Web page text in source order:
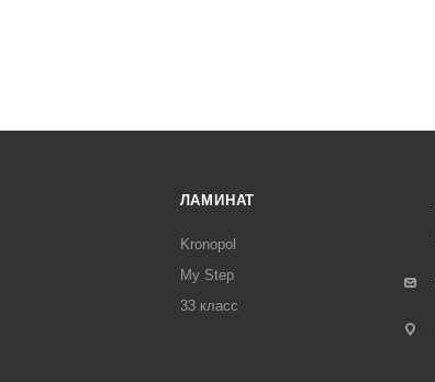
ЛАМИНАТ
Kronopol
My Step
33 класс